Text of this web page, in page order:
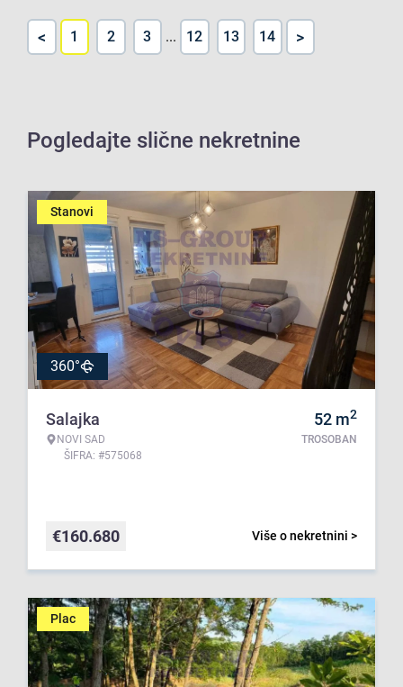
< 1 2 3 ... 12 13 14 >
Pogledajte slične nekretnine
Stanovi
360°
Salajka
NOVI SAD
ŠIFRA: #575068
52 m2
TROSOBAN
Više o nekretnini >
€160.680
Plac